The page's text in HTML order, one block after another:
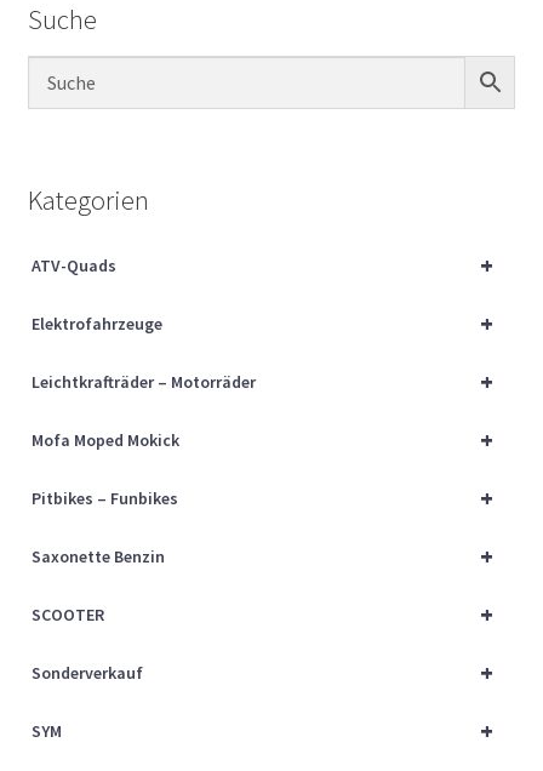
Kontakt
Sachs Ersatzteile
Über uns
Suche
Kategorien
+
ATV-Quads
+
Elektrofahrzeuge
+
Leichtkrafträder – Motorräder
+
Mofa Moped Mokick
+
Pitbikes – Funbikes
+
Saxonette Benzin
+
SCOOTER
+
Sonderverkauf
+
SYM